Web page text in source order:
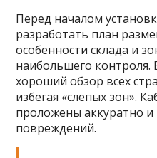
Перед началом
разработать план
особенности склада и
наибольшего контроля.
хороший обзор всех
избегая «слепых зон».
проложены аккуратно
повреждений.